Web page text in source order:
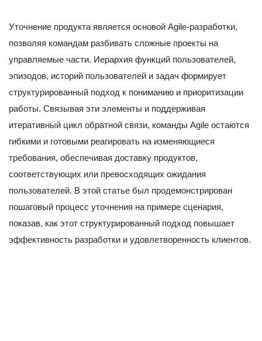
Уточнение продукта является основой Agile-разработки,
позволяя командам разбивать сложные проекты на
управляемые части. Иерархия функций пользователей,
эпизодов, историй пользователей и задач формирует
структурированный подход к пониманию и приоритизации
работы. Связывая эти элементы и поддерживая
итеративный цикл обратной связи, команды Agile остаются
гибкими и готовыми реагировать на изменяющиеся
требования, обеспечивая доставку продуктов,
соответствующих или превосходящих ожидания
пользователей. В этой статье был продемонстрирован
пошаговый процесс уточнения на примере сценария,
показав, как этот структурированный подход повышает
эффективность разработки и удовлетворенность клиентов.